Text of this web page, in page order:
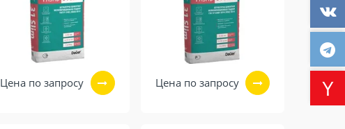
Цена по запросу Цена по запросу